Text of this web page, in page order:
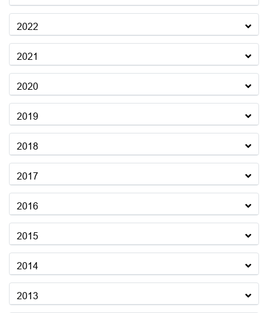
2022
2021
2020
2019
2018
2017
2016
2015
2014
2013